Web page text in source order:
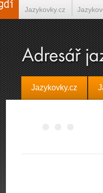
Jazykovky.cz
Jazykovky.cz
Španělština on-line